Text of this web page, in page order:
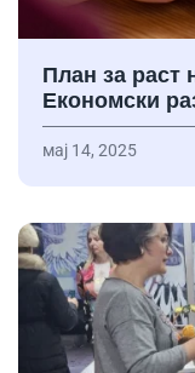
План за раст
Економски
мај 14, 2025